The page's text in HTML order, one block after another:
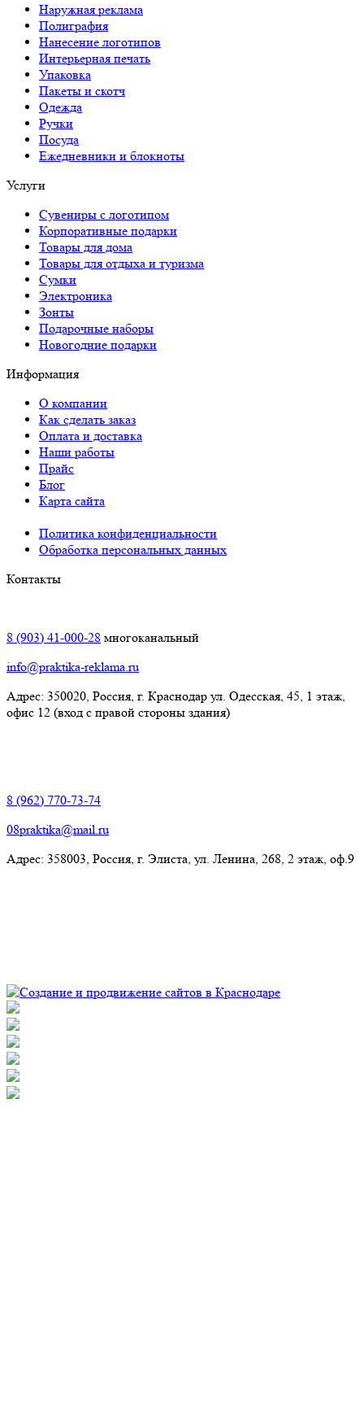
Наружная реклама
Полиграфия
Нанесение логотипов
Интерьерная печать
Упаковка
Пакеты и скотч
Одежда
Ручки
Посуда
Ежедневники и блокноты
Услуги
Сувениры с логотипом
Корпоративные подарки
Товары для дома
Товары для отдыха и туризма
Сумки
Электроника
Зонты
Подарочные наборы
Новогодние подарки
Информация
О компании
Как сделать заказ
Оплата и доставка
Наши работы
Прайс
Блог
Карта сайта
Политика конфиденциальности
Обработка персональных данных
Контакты
8 (903) 41-000-28 многоканальный
info@praktika-reklama.ru
Адрес: 350020, Россия, г. Краснодар ул. Одесская, 45, 1 этаж,
офис 12 (вход с правой стороны здания)
8 (962) 770-73-74
08praktika@mail.ru
Адрес:​ 358003, Россия, г. Элиста, ул. Ленина, 268, 2 этаж, оф.9